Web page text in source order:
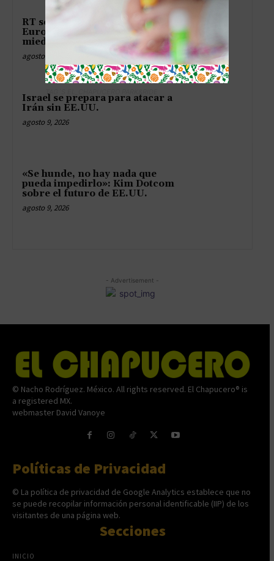
RT se queda sin micrófono en
Europa y hasta el eco tiene
miedo de hablar
agosto 9, 2026
Israel se prepara para atacar a
Irán sin EE.UU.
agosto 9, 2026
«Se hunde, no hay nada que
pueda impedirlo»: Kim Dotcom
sobre el futuro de EE.UU.
agosto 9, 2026
- Advertisement -
© Nacho Rodríguez. México. All rights reserved. El Chapucero® is
a registered MX.
webmaster David Vanoye
Políticas de Privacidad
© La política de privacidad de Google Analytics establece que no
se puede recopilar información personal identificable (IIP) de los
visitantes de una página web.
Secciones
INICIO